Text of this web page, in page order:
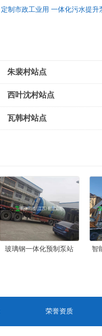
定制市政工业用 一体化污水提
朱裴村站点
西叶沈村站点
瓦韩村站点
玻璃钢一体化预制泵站 智
荣誉资质